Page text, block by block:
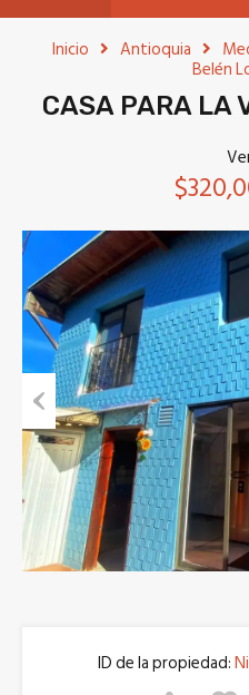
Inicio Antioquia
Belén
CASA PARA LA
Previous
ID de la propiedad: